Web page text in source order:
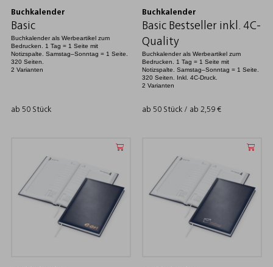
Buchkalender
Basic
Buchkalender als Werbeartikel zum
Bedrucken. 1 Tag = 1 Seite mit
Notizspalte. Samstag–Sonntag = 1 Seite.
320 Seiten.
2 Varianten
ab 50 Stück
Buchkalender
Basic Bestseller inkl. 4C-
Quality
Buchkalender als Werbeartikel zum
Bedrucken. 1 Tag = 1 Seite mit
Notizspalte. Samstag–Sonntag = 1 Seite.
320 Seiten. Inkl. 4C-Druck.
2 Varianten
ab 50 Stück / ab 2,59 €